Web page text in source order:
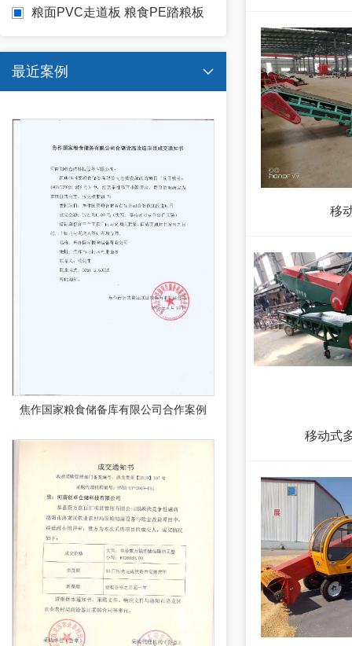
粮面PVC走道板 粮食PE踏粮板
最近案例 
焦作国家粮食储备库有限公司合作案例
移
移动式